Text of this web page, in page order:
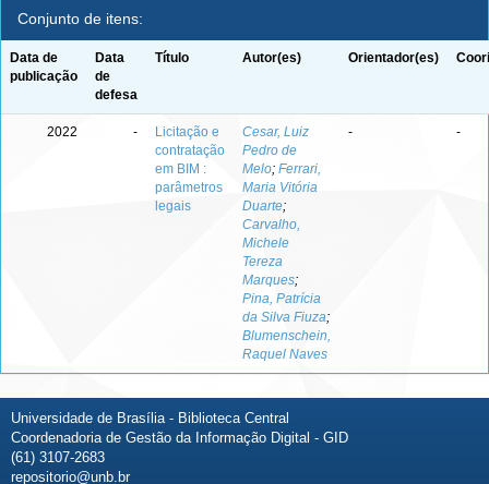
Conjunto de itens:
Data de
publicação
Data
de
defesa
Título Autor(es) Orientador(es)
2022 -
Licitação e
contratação
em BIM :
parâmetros
legais
Cesar, Luiz
Pedro de
Melo; Ferrari,
Maria Vitória
Duarte;
Carvalho,
Michele
Tereza
Marques;
Pina, Patrícia
da Silva Fiuza;
Blumenschein,
Raquel Naves
- -
Universidade de Brasília - Biblioteca Central
Coordenadoria de Gestão da Informação Digital - GID
(61) 3107-2683
repositorio@unb.br